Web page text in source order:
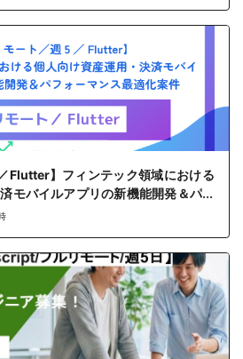
Flutter】フィンテック領域における
モバイルアプリの新機能開発＆パフ